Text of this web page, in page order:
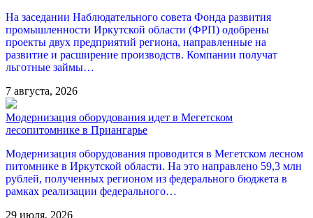
На заседании Наблюдательного совета Фонда развития
промышленности Иркутской области (ФРП) одобрены
проекты двух предприятий региона, направленные на
развитие и расширение производств. Компании получат
льготные займы…
7 августа, 2026
Модернизация оборудования идет в Мегетском
лесопитомнике в Приангарье
Модернизация оборудования проводится в Мегетском лесном
питомнике в Иркутской области. На это направлено 59,3 млн
рублей, полученных регионом из федерального бюджета в
рамках реализации федерального…
29 июля, 2026